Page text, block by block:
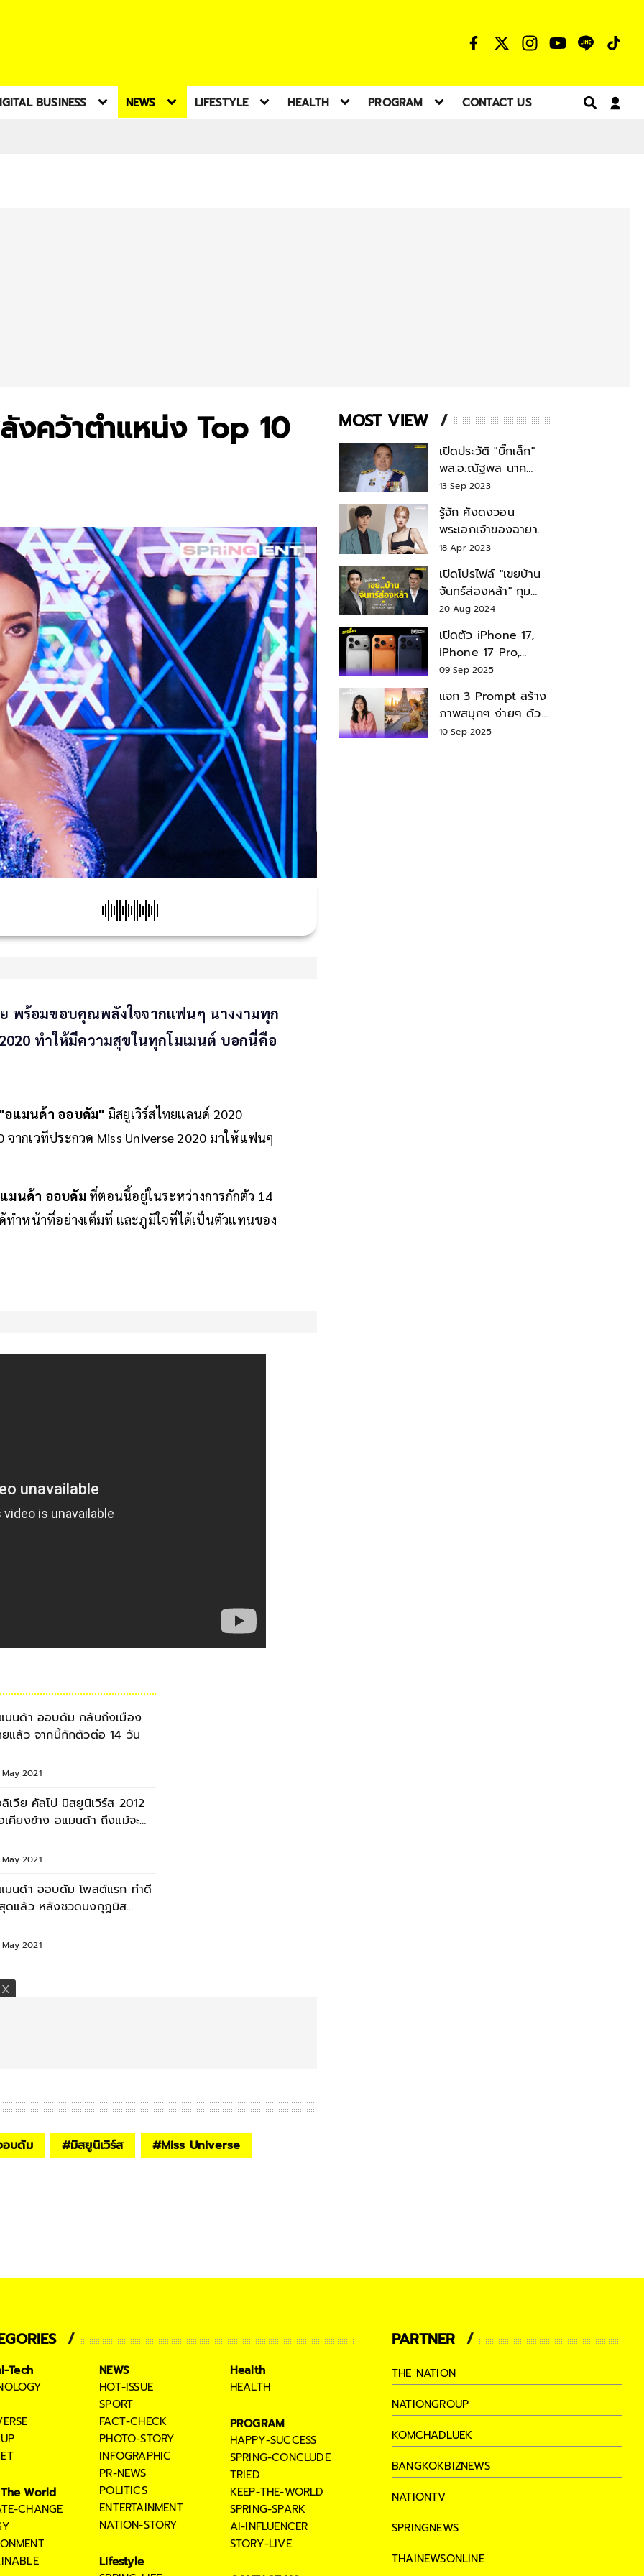
BUSINESS NEWS LIFESTYLE HEALTH PROGRAM CONTACT US
งคว้าตำแหน่ง Top 10
พร้อมขอบคุณพลังใจจากแฟนๆ นางงามทุก
ทำให้มีความสุขในทุกโมเมนต์ บอกนี่คือ
อแมนด้า ออบดัม" มิสยูเวิร์สไทยแลนด์ 2020
ากเวทีประกวด Miss Universe 2020 มาให้แฟนๆ
มนด้า ออบดัมที่ตอนนี้อยู่ในระหว่างการกักตัว 14
ทำหน้าที่อย่างเต็มที่ และภูมิใจที่ได้เป็นตัวแทนของ
มนด้า ออบดัม กลับถึงเมือง
ยแล้ว จากนี้กักตัวต่อ 14 วัน
May 2021
ลิเวีย คัลโป มิสยูนิเวิร์ส 2012
เคียงข้าง อแมนด้า ถึงแม้จะ
May 2021
มนด้า ออบดัม โพสต์แรก ทำดี
ดแล้ว หลังชวดมงกุฎมิส
May 2021
อบดัม #มิสยูนิเวิร์ส #Miss Universe
MOST VIEW
เปิดประวัติ "บิ๊กเล็ก"
พล.อ.ณัฐพล นาค
พาณิชย์ จากเลขาฯ
สมช.-เลขาฯ
รมว.กลาโหม
13 Sep 2023
รู้จัก คังดงวอน
พระเอกเจ้าของฉายา
สมบัติแห่งชาติ หลังมี
18 Apr 2023
เปิดโปรไฟล์ "เขยบ้าน
จันทร์ส่องหล้า" กุม
บังเหียนธุรกิจตระกูล
"ชินวัตร"
20 Aug 2024
เปิดตัว iPhone 17,
iPhone 17 Pro,
iPhone 17 Air สเปค
09 Sep 2025
แจก 3 Prompt สร้าง
ภาพสนุกๆ ง่ายๆ ด้วย
Nano Banana ใน
10 Sep 2025
Tech
World
CHANGE
NEWS
HOT-ISSUE
SPORT
FACT-CHECK
PHOTO-STORY
INFOGRAPHIC
PR-NEWS
POLITICS
ENTERTAINMENT
NATION-STORY
Lifestyle
Health
HEALTH
PROGRAM
HAPPY-SUCCESS
SPRING-CONCLUDE
TRIED
KEEP-THE-WORLD
SPRING-SPARK
AI-INFLUENCER
STORY-LIVE
PARTNER
THE NATION
NATIONGROUP
KOMCHADLUEK
BANGKOKBIZNEWS
NATIONTV
SPRINGNEWS
THAINEWSONLINE